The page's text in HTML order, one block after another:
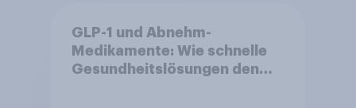
GLP-1 und Abnehm-
Medikamente: Wie schnelle
Gesundheitslösungen den